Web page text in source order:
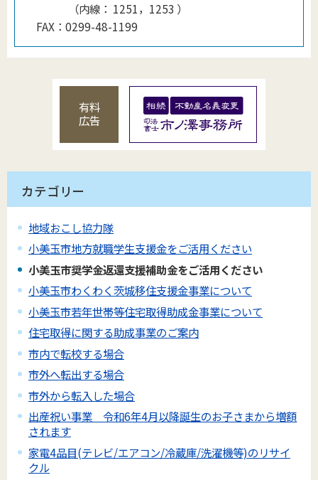
（内線 ： 1251，1253 ）
FAX： 0299-48-1199
有料
広告
カテゴリー
地域おこし協力隊
小美玉市地方就職学生支援金をご活用ください
小美玉市奨学金返還支援補助金をご活用ください
小美玉市わくわく茨城移住支援金事業について
小美玉市若年世帯等住宅取得助成金事業について
住宅取得に関する助成事業のご案内
市内で転校する場合
市外へ転出する場合
市外から転入した場合
出産祝い事業 令和6年4月以降誕生のお子さまから増額
されます
家電4品目(テレビ/エアコン/冷蔵庫/洗濯機等)のリサイ
クル